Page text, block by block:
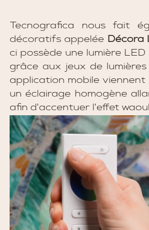
Tecnografica nous fait
décoratifs appelée Décora
ci possède une lumière
grâce aux jeux de
application mobile
un éclairage homogène
afin d'accentuer l'effet